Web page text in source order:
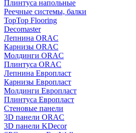
Плинтуса напольные
Реечные системы, балки
TopTop Flooring
Decomaster
Лепнина ORAC
Карнизы ORAC
Молдинги ORAC
Плинтуса ORAC
Лепнина Европласт
Карнизы Европласт
Молдинги Европласт
Плинтуса Европласт
Стеновые панели
3D панели ORAC
3D панели KDecor